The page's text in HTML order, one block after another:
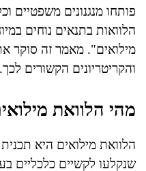
פותחו מנגנונים משפטיים
הלוואות בתנאים נוחים
מילואים". מאמר זה סוקר
והקריטריונים הקשורים לכך.
מהי הלוואת
הלוואת מילואים היא
שנקלעו לקשיים כלכליים